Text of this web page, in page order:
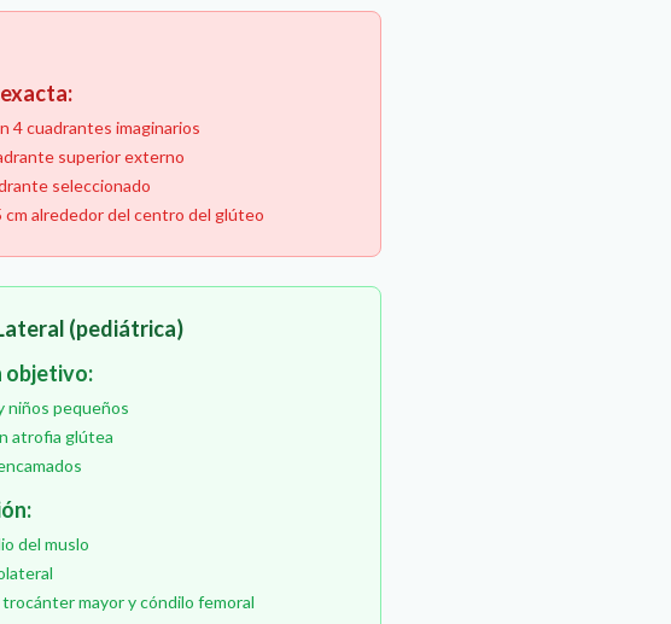
4 cuadrantes imaginarios
superior externo
seleccionado
cm alrededor del centro del glúteo
(pediátrica)
objetivo:
niños pequeños
atrofia glútea
del muslo
mayor y cóndilo femoral